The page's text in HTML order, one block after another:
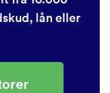
lån eller